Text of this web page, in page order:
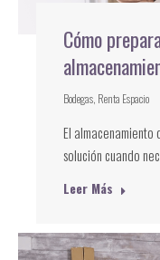
Cómo
Bodegas Renta Espacio
El almacenamiento
solución cuando
Leer Más